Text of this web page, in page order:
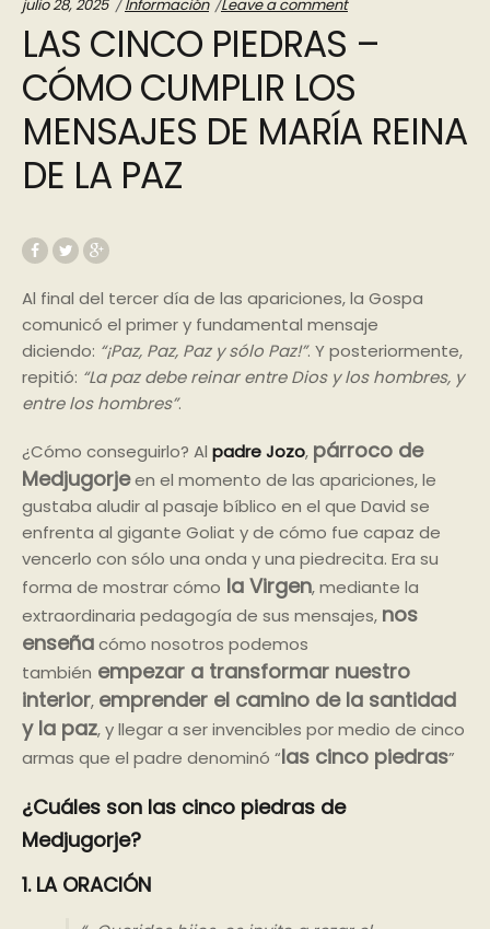
julio 28, 2025 Información Leave a comment
LAS CINCO PIEDRAS –
CÓMO CUMPLIR LOS
MENSAJES DE MARÍA REINA
DE LA PAZ
Al final del tercer día de las apariciones, la Gospa
comunicó el primer y fundamental mensaje
diciendo: “¡Paz, Paz, Paz y sólo Paz!”. Y posteriormente,
repitió: “La paz debe reinar entre Dios y los hombres, y
entre los hombres”.
¿Cómo conseguirlo? Al padre Jozo, párroco de
Medjugorjeen el momento de las apariciones, le
gustaba aludir al pasaje bíblico en el que David se
enfrenta al gigante Goliat y de cómo fue capaz de
vencerlo con sólo una onda y una piedrecita. Era su
forma de mostrar cómo la Virgen, mediante la
extraordinaria pedagogía de sus mensajes, nos
enseñacómo nosotros podemos
también empezar a transformar nuestro
interior, emprender el camino de la santidad
y la paz, y llegar a ser invencibles por medio de cinco
armas que el padre denominó “las cinco piedras”
¿Cuáles son las cinco piedras de
Medjugorje?
1. LA ORACIÓN